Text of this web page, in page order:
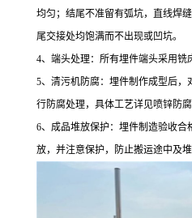
均匀；结尾不准留有弧坑，直线焊
尾交接处均饱满而不出现或凹坑。
4、端头处理：所有埋件端头采用铣
5、清污机防腐：埋件制作成型后
行防腐处理，具体工艺详见喷锌防腐
6、成品堆放保护：埋件制造验收
放，并注意保护，防止搬运途中及